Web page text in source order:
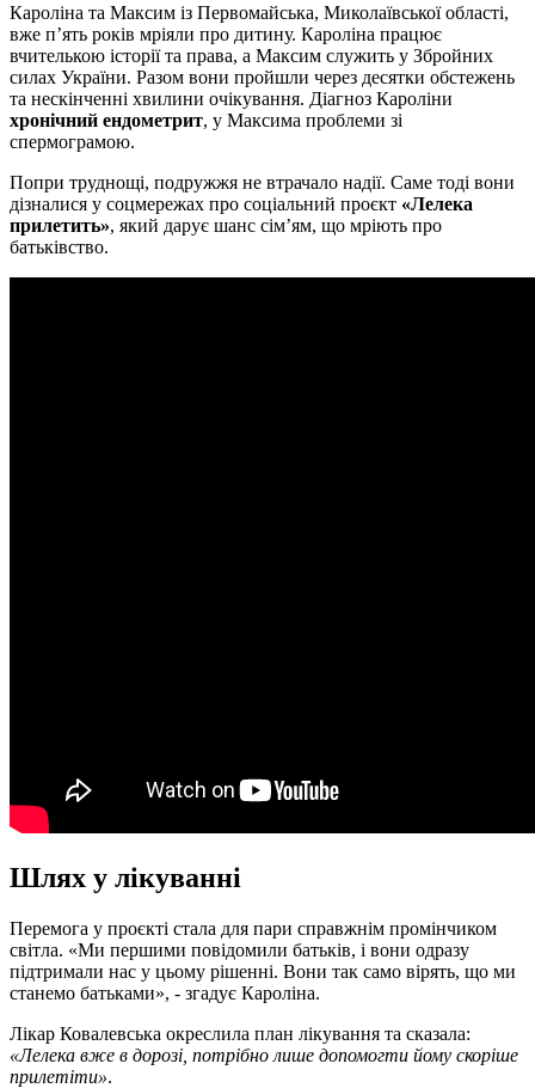
Кароліна та Максим із Первомайська, Миколаївської області,
вже п’ять років мріяли про дитину. Кароліна працює
вчителькою історії та права, а Максим служить у Збройних
силах України. Разом вони пройшли через десятки обстежень
та нескінченні хвилини очікування. Діагноз Кароліни
хронічний ендометрит, у Максима проблеми зі
спермограмою.
Попри труднощі, подружжя не втрачало надії. Саме тоді вони
дізналися у соцмережах про соціальний проєкт «Лелека
прилетить», який дарує шанс сім’ям, що мріють про
батьківство.
Шлях у лікуванні
Перемога у проєкті стала для пари справжнім промінчиком
світла. «Ми першими повідомили батьків, і вони одразу
підтримали нас у цьому рішенні. Вони так само вірять, що ми
станемо батьками», - згадує Кароліна.
Лікар Ковалевська окреслила план лікування та сказала:
«Лелека вже в дорозі, потрібно лише допомогти йому скоріше
прилетіти».